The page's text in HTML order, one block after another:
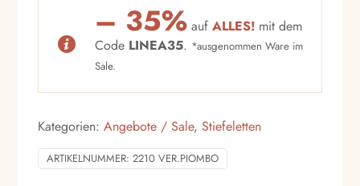
– 35% aufALLES! mit dem
Code LINEA35. *ausgenommen Ware im
Sale.
Kategorien:Angebote / Sale,Stiefeletten
ARTIKELNUMMER:2210 VER.PIOMBO